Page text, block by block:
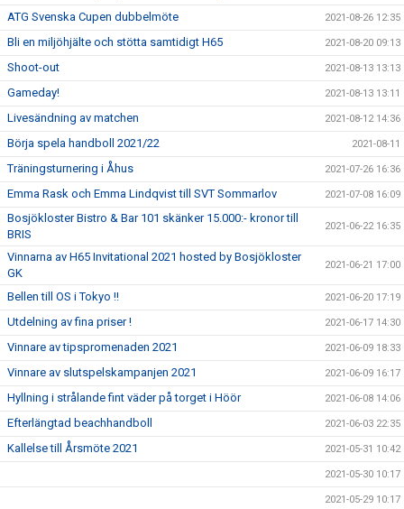
ATG Svenska Cupen dubbelmöte 2021-08-26 12:35
Bli en miljöhjälte och stötta samtidigt H65 2021-08-20 09:13
Shoot-out 2021-08-13 13:13
Gameday! 2021-08-13 13:11
Livesändning av matchen 2021-08-12 14:36
Börja spela handboll 2021/22 2021-08-11
Träningsturnering i Åhus 2021-07-26 16:36
Emma Rask och Emma Lindqvist till SVT Sommarlov 2021-07-08 16:09
Bosjökloster Bistro & Bar 101 skänker 15.000:- kronor till
BRIS
2021-06-22 16:35
Vinnarna av H65 Invitational 2021 hosted by Bosjökloster
GK
2021-06-21 17:00
Bellen till OS i Tokyo !! 2021-06-20 17:19
Utdelning av fina priser ! 2021-06-17 14:30
Vinnare av tipspromenaden 2021 2021-06-09 18:33
Vinnare av slutspelskampanjen 2021 2021-06-09 16:17
Hyllning i strålande fint väder på torget i Höör 2021-06-08 14:06
Efterlängtad beachhandboll 2021-06-03 22:35
Kallelse till Årsmöte 2021 2021-05-31 10:42
2021-05-30 10:17
2021-05-29 10:17